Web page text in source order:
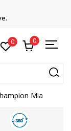
0 0
Mia